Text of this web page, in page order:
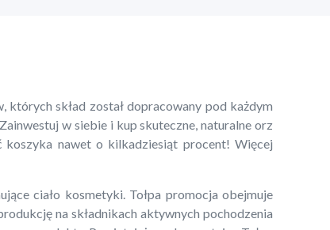
skład został dopracowany pod każdym
w siebie i kup skuteczne, naturalne orz
nawet o kilkadziesiąt procent! Więcej
ciało kosmetyki. Tołpa promocja obejmuje
na składnikach aktywnych pochodzenia